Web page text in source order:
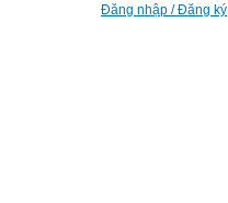
Đăng nhập / Đăng ký